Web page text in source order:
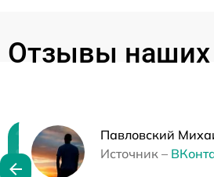
Отзывы наших
Павловский
Источник –
Нужна